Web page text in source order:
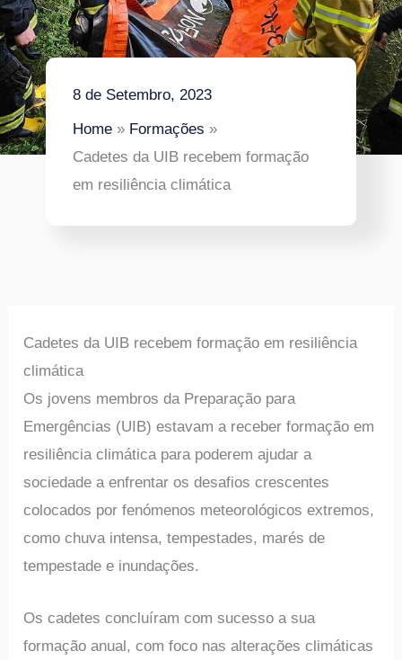
8 de Setembro, 2023
Home
Formações
Cadetes da UIB recebem formação
em resiliência climática
Cadetes da UIB recebem formação em resiliência
climática
Os jovens membros da Preparação para
Emergências (UIB) estavam a receber formação em
resiliência climática para poderem ajudar a
sociedade a enfrentar os desafios crescentes
colocados por fenómenos meteorológicos extremos,
como chuva intensa, tempestades, marés de
tempestade e inundações.
Os cadetes concluíram com sucesso a sua
formação anual, com foco nas alterações climáticas